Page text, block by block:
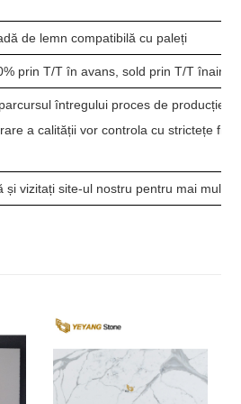
de lemn compatibilă cu paleți
prin T/T în avans, sold prin T/T înainte
întregului proces de producție,
a calității vor controla cu strictețe
și vizitați site-ul nostru pentru mai